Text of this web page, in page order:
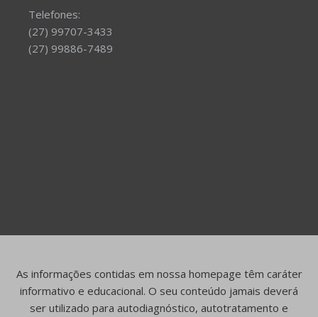
Telefones:
(27) 99707-3433
(27) 99886-7489
As informações contidas em nossa homepage têm caráter
informativo e educacional. O seu conteúdo jamais deverá
ser utilizado para autodiagnóstico, autotratamento e